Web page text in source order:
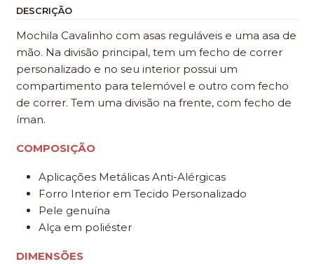
DESCRIÇÃO
Mochila Cavalinho com asas reguláveis e uma asa de
mão. Na divisão principal, tem um fecho de correr
personalizado e no seu interior possui um
compartimento para telemóvel e outro com fecho
de correr. Tem uma divisão na frente, com fecho de
íman.
COMPOSIÇÃO
Aplicações Metálicas Anti-Alérgicas
Forro Interior em Tecido Personalizado
Pele genuína
Alça em poliéster
DIMENSÕES